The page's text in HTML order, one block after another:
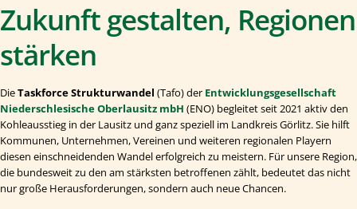
Zukunft gestalten, Regionen
stärken
DieTaskforce Strukturwandel (Tafo) der Entwicklungsgesellschaft
Niederschlesische Oberlausitz mbH (ENO) begleitet seit 2021 aktiv den
Kohleausstieg in der Lausitz und ganz speziell im Landkreis Görlitz. Sie hilft
Kommunen, Unternehmen, Vereinen und weiteren regionalen Playern
diesen einschneidenden Wandel erfolgreich zu meistern. Für unsere Region,
die bundesweit zu den am stärksten betroffenen zählt, bedeutet das nicht
nur große Herausforderungen, sondern auch neue Chancen.